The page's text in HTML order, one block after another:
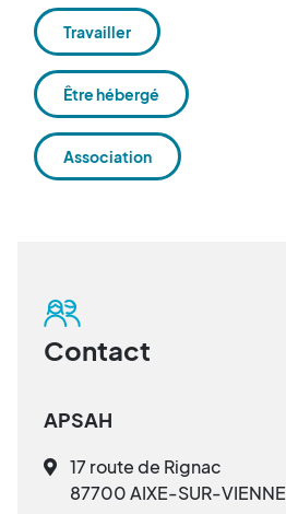
Travailler
Être hébergé
Association
Contact
APSAH
17 route de Rignac
87700 AIXE-SUR-VIENNE